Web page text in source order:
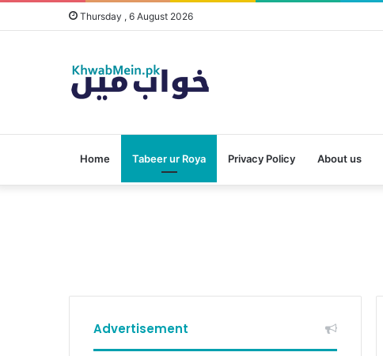
Thursday , 6 August 2026
Home Tabeer ur Roya Privacy Policy About us
Advertisement